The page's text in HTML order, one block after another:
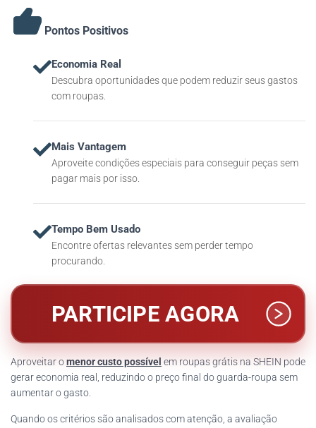
Pontos Positivos
Economia Real
Descubra oportunidades que podem reduzir seus gastos
com roupas.
Mais Vantagem
Aproveite condições especiais para conseguir peças sem
pagar mais por isso.
Tempo Bem Usado
Encontre ofertas relevantes sem perder tempo
procurando.
PARTICIPE AGORA
Aproveitar omenor custo possível em roupas grátis na SHEIN pode
gerar economia real, reduzindo o preço final do guarda-roupa sem
aumentar o gasto.
Quando os critérios são analisados com atenção, a avaliação